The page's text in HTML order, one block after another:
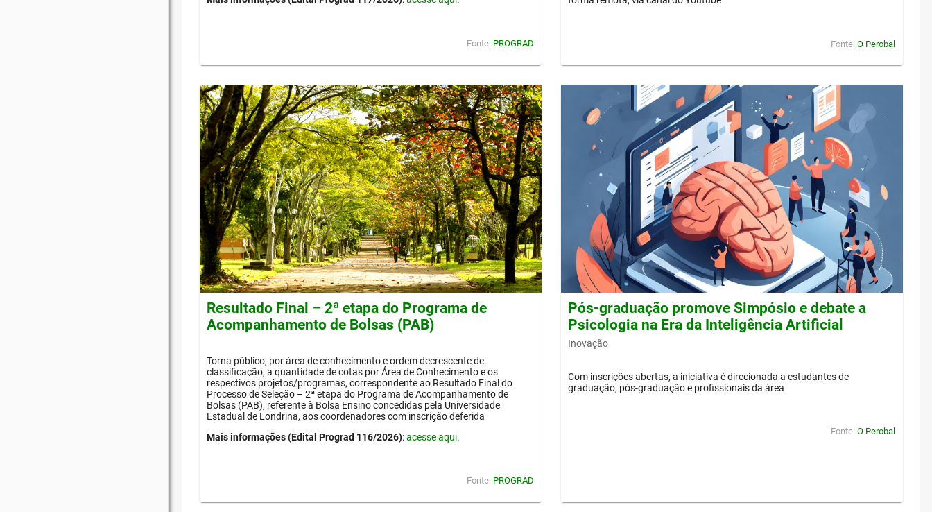
Fonte: PROGRAD Fonte: O Perobal
Resultado Final – 2ª etapa do Programa de
Acompanhamento de Bolsas (PAB)
Torna público, por área de conhecimento e ordem decrescente de
classificação, a quantidade de cotas por Área de Conhecimento e os
respectivos projetos/programas, correspondente ao Resultado Final do
Processo de Seleção – 2ª etapa do Programa de Acompanhamento de
Bolsas (PAB), referente à Bolsa Ensino concedidas pela Universidade
Estadual de Londrina, aos coordenadores com inscrição deferida
Mais informações (Edital Prograd 116/2026):acesse aqui.
Fonte: PROGRAD
Pós-graduação promove Simpósio e debate a
Psicologia na Era da Inteligência Artificial
Inovação
Com inscrições abertas, a iniciativa é direcionada a estudantes de
graduação, pós-graduação e profissionais da área
Fonte: O Perobal